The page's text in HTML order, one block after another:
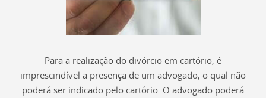
Para a realização do divórcio em cartório, é
imprescindível a presença de um advogado, o qual não
poderá ser indicado pelo cartório. O advogado poderá